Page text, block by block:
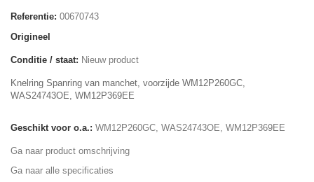
Referentie: 00670743
Origineel
Conditie / staat: Nieuw product
Knelring Spanring van manchet, voorzijde WM12P260GC,
WAS24743OE, WM12P369EE
Geschikt voor o.a.: WM12P260GC, WAS24743OE, WM12P369EE
Ga naar product omschrijving
Ga naar alle specificaties